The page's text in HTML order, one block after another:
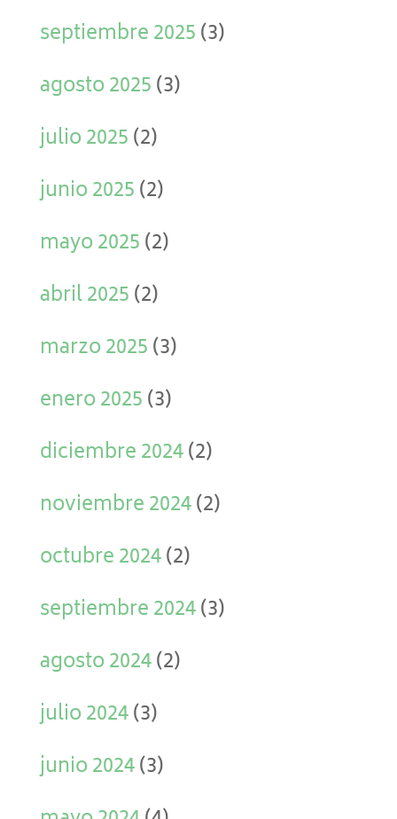
septiembre 2025(3)
agosto 2025(3)
julio 2025(2)
junio 2025(2)
mayo 2025(2)
abril 2025(2)
marzo 2025(3)
enero 2025(3)
diciembre 2024(2)
noviembre 2024(2)
octubre 2024(2)
septiembre 2024(3)
agosto 2024(2)
julio 2024(3)
junio 2024(3)